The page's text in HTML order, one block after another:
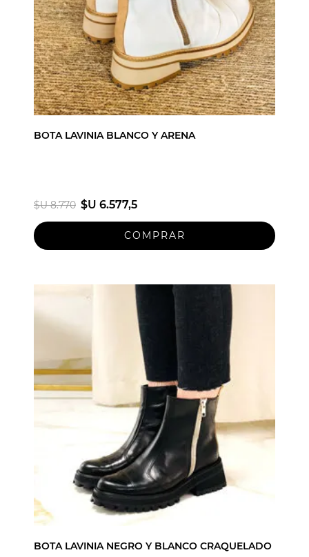
BOTA LAVINIA BLANCO Y ARENA
$U 8.770 $U 6.577,5
BOTA LAVINIA NEGRO Y BLANCO CRAQUELADO